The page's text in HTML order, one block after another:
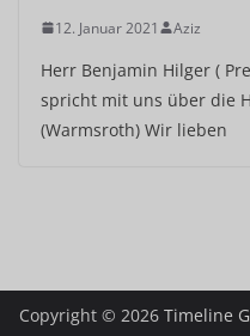
12. Januar 2021 Aziz
Herr Benjamin Hilger (
spricht mit uns über die
(Warmsroth) Wir lieben
Copyright © 2026 Timeline